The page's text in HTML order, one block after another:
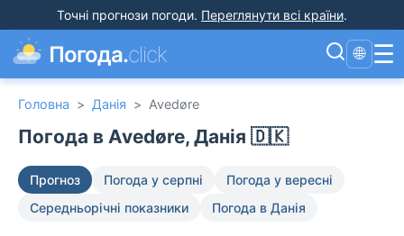
Точні прогнози погоди. Переглянути всі країни.
Погода.click 🌐 ☰
Головна > Данія > Avedøre
Погода в Avedøre, Данія 🇩🇰
Прогноз Погода у серпні
Погода у вересні
Середньорічні показники
Погода в Данія